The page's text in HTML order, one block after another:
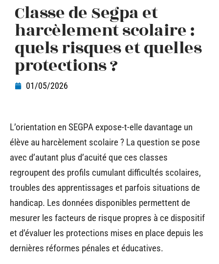
Classe de Segpa et
harcèlement scolaire :
quels risques et quelles
protections ?
01/05/2026
L’orientation en SEGPA expose-t-elle davantage un
élève au harcèlement scolaire ? La question se pose
avec d’autant plus d’acuité que ces classes
regroupent des profils cumulant difficultés scolaires,
troubles des apprentissages et parfois situations de
handicap. Les données disponibles permettent de
mesurer les facteurs de risque propres à ce dispositif
et d’évaluer les protections mises en place depuis les
dernières réformes pénales et éducatives.